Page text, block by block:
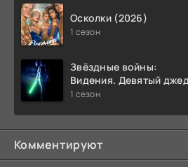
Осколки (2026)
1 сезон
Звёздные войны:
Видения. Девятый
(2026)
1 сезон
Комментируют